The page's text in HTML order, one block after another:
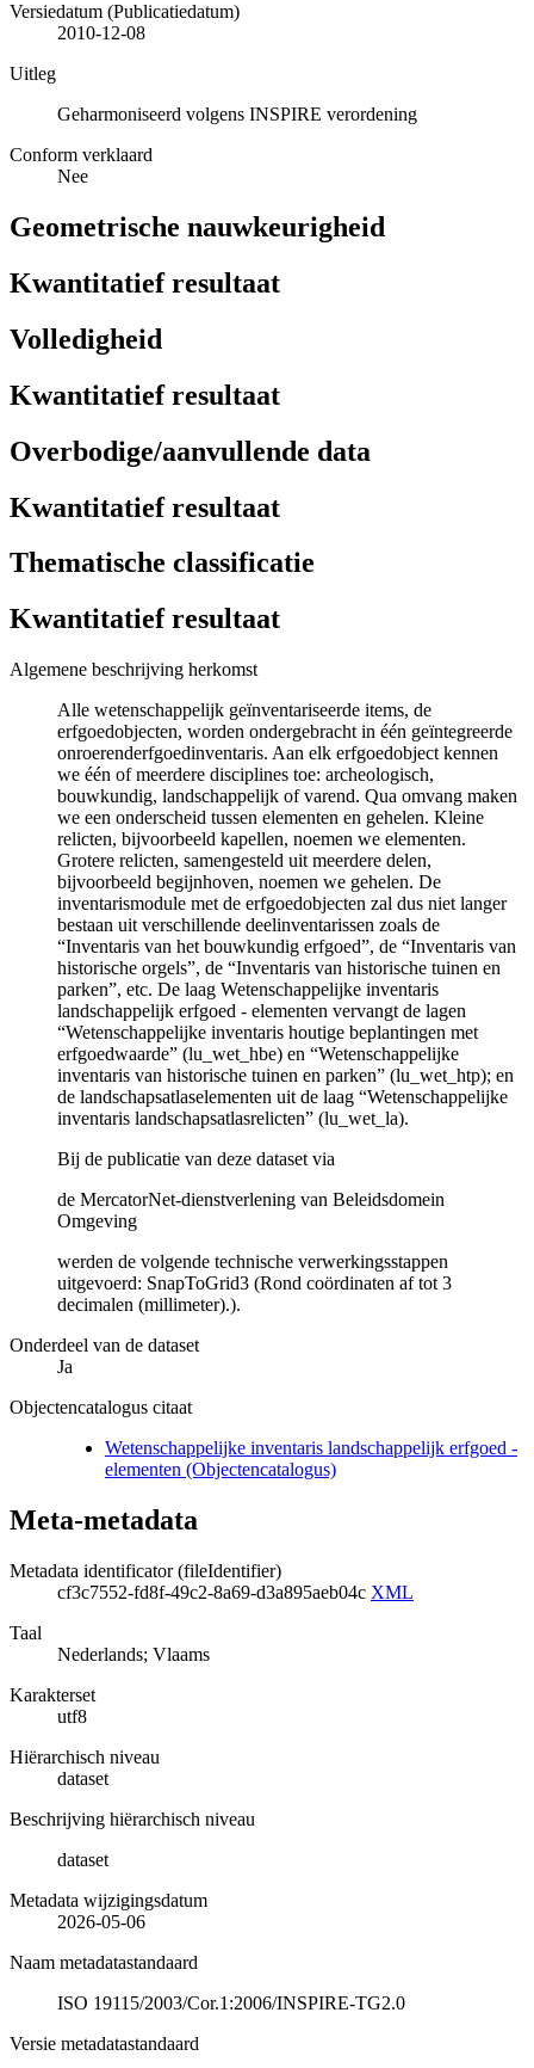
Versiedatum (Publicatiedatum)
2010-12-08
Uitleg
Geharmoniseerd volgens INSPIRE verordening
Conform verklaard
Nee
Geometrische nauwkeurigheid
Kwantitatief resultaat
Volledigheid
Kwantitatief resultaat
Overbodige/aanvullende data
Kwantitatief resultaat
Thematische classificatie
Kwantitatief resultaat
Algemene beschrijving herkomst
Alle wetenschappelijk geïnventariseerde items, de
erfgoedobjecten, worden ondergebracht in één geïntegreerde
onroerenderfgoedinventaris. Aan elk erfgoedobject kennen
we één of meerdere disciplines toe: archeologisch,
bouwkundig, landschappelijk of varend. Qua omvang maken
we een onderscheid tussen elementen en gehelen. Kleine
relicten, bijvoorbeeld kapellen, noemen we elementen.
Grotere relicten, samengesteld uit meerdere delen,
bijvoorbeeld begijnhoven, noemen we gehelen. De
inventarismodule met de erfgoedobjecten zal dus niet langer
bestaan uit verschillende deelinventarissen zoals de
“Inventaris van het bouwkundig erfgoed”, de “Inventaris van
historische orgels”, de “Inventaris van historische tuinen en
parken”, etc. De laag Wetenschappelijke inventaris
landschappelijk erfgoed - elementen vervangt de lagen
“Wetenschappelijke inventaris houtige beplantingen met
erfgoedwaarde” (lu_wet_hbe) en “Wetenschappelijke
inventaris van historische tuinen en parken” (lu_wet_htp); en
de landschapsatlaselementen uit de laag “Wetenschappelijke
inventaris landschapsatlasrelicten” (lu_wet_la).
Bij de publicatie van deze dataset via
de MercatorNet-dienstverlening van Beleidsdomein
Omgeving
werden de volgende technische verwerkingsstappen
uitgevoerd: SnapToGrid3 (Rond coördinaten af tot 3
decimalen (millimeter).).
Onderdeel van de dataset
Ja
Objectencatalogus citaat
Wetenschappelijke inventaris landschappelijk erfgoed -
elementen (Objectencatalogus)
Meta-metadata
Metadata identificator (fileIdentifier)
cf3c7552-fd8f-49c2-8a69-d3a895aeb04c XML
Taal
Nederlands; Vlaams
Karakterset
utf8
Hiërarchisch niveau
dataset
Beschrijving hiërarchisch niveau
dataset
Metadata wijzigingsdatum
2026-05-06
Naam metadatastandaard
ISO 19115/2003/Cor.1:2006/INSPIRE-TG2.0
Versie metadatastandaard